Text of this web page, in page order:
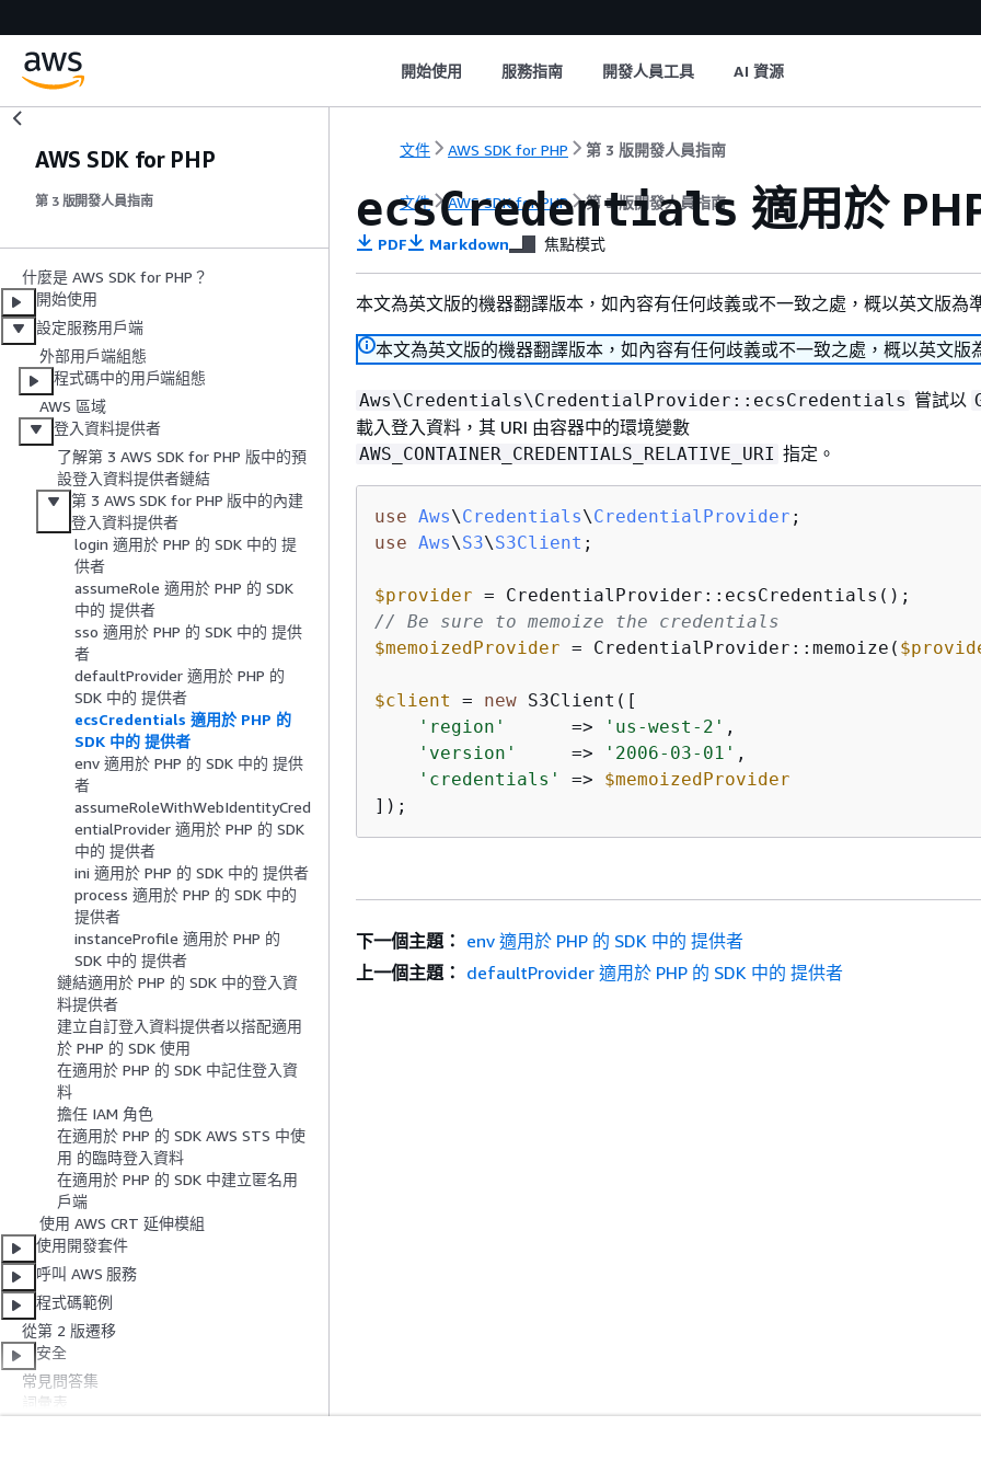
開始使用 服務指南 開發人員工具 AI 資源
AWS SDK for PHP
第 3 版開發人員指南
什麼是 AWS SDK for PHP？
開始使用
設定服務用戶端
外部用戶端組態
程式碼中的用戶端組態
AWS 區域
登入資料提供者
了解第 3 AWS SDK for PHP 版中的預
設登入資料提供者鏈結
第 3 AWS SDK for PHP 版中的內建
登入資料提供者
login 適用於 PHP 的 SDK 中的 提
供者
assumeRole 適用於 PHP 的 SDK
中的 提供者
sso 適用於 PHP 的 SDK 中的 提供
者
defaultProvider 適用於 PHP 的
SDK 中的 提供者
ecsCredentials 適用於 PHP 的
SDK 中的 提供者
env 適用於 PHP 的 SDK 中的 提供
者
assumeRoleWithWebIdentityCred
entialProvider 適用於 PHP 的 SDK
中的 提供者
ini 適用於 PHP 的 SDK 中的 提供者
process 適用於 PHP 的 SDK 中的
提供者
instanceProfile 適用於 PHP 的
SDK 中的 提供者
鏈結適用於 PHP 的 SDK 中的登入資
料提供者
建立自訂登入資料提供者以搭配適用
於 PHP 的 SDK 使用
在適用於 PHP 的 SDK 中記住登入資
料
擔任 IAM 角色
在適用於 PHP 的 SDK AWS STS 中使
用 的臨時登入資料
在適用於 PHP 的 SDK 中建立匿名用
戶端
使用 AWS CRT 延伸模組
使用開發套件
呼叫 AWS 服務
程式碼範例
從第 2 版遷移
安全
常見問答集
詞彙表
文件 AWS SDK for PHP 第 3 版開發人員指南
文件 AWS SDK for PHP 第 3 版開發人員指南
ecsCredentials 適用於
PDF Markdown 焦點模式
本文為英文版的機器翻譯版本，如內容有任何歧義或不一致之處，概以英文版為
本文為英文版的機器翻譯版本，如內容有任何歧義或不一致之處，概以英文版
Aws\Credentials\CredentialProvider::ecsCredentials 嘗試以
載入登入資料，其 URI 由容器中的環境變數
AWS_CONTAINER_CREDENTIALS_RELATIVE_URI 指定。
use Aws\Credentials\CredentialProvider
use Aws\S3\S3Client ;
$provider
// Be sure to memoize the credentials
$memoizedProvider = CredentialProvider::memoize(
$client = new S3Client([
'region'
      =>
'us-west-2' ,
'version'
     =>
'2006-03-01' ,
'credentials'
=> $memoizedProvider
]);
下一個主題： env 適用於 PHP 的 SDK 中的 提供者
上一個主題： defaultProvider 適用於 PHP 的 SDK 中的 提供者